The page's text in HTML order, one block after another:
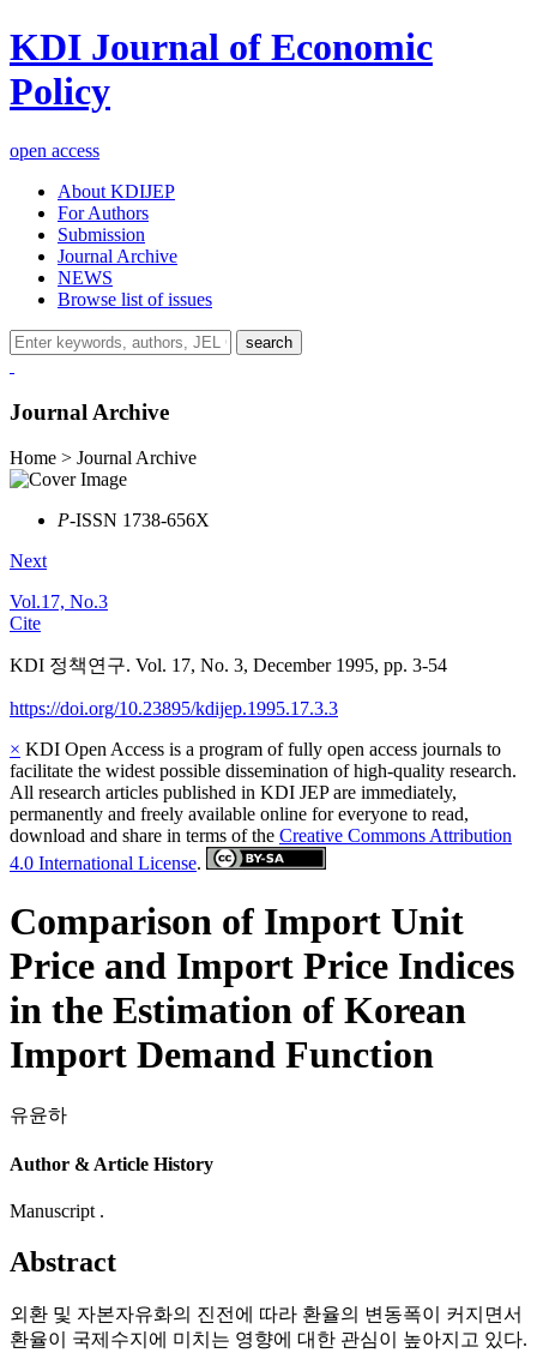
KDI Journal of Economic
Policy
open access
About KDIJEP
For Authors
Submission
Journal Archive
NEWS
Browse list of issues
search
Journal Archive
Home > Journal Archive
P-ISSN 1738-656X
Next
Vol.17, No.3
Cite
KDI 정책연구. Vol. 17, No. 3, December 1995, pp. 3-54
https://doi.org/10.23895/kdijep.1995.17.3.3
× KDI Open Access is a program of fully open access journals to
facilitate the widest possible dissemination of high-quality research.
All research articles published in KDI JEP are immediately,
permanently and freely available online for everyone to read,
download and share in terms of the Creative Commons Attribution
4.0 International License.
Comparison of Import Unit
Price and Import Price Indices
in the Estimation of Korean
Import Demand Function
유윤하
Author & Article History
Manuscript .
Abstract
외환 및 자본자유화의 진전에 따라 환율의 변동폭이 커지면서
환율이 국제수지에 미치는 영향에 대한 관심이 높아지고 있다.